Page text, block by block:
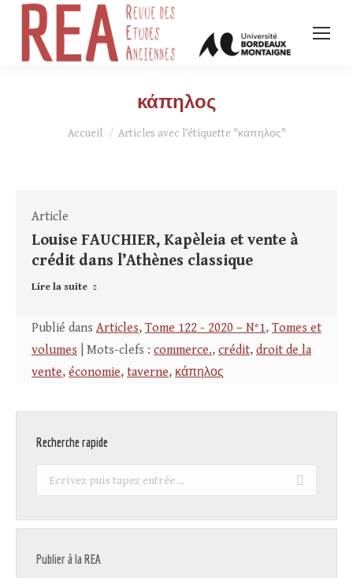
κάπηλος
Vous êtes ici :
Accueil Articles avec l’étiquette "κάπηλος"
Article
Louise FAUCHIER, Kapèleia et vente à
crédit dans l’Athènes classique
Lire la suite
Publié dans Articles, Tome 122 - 2020 – N°1, Tomes et
volumes | Mots-clefs : commerce., crédit, droit de la
vente, économie, taverne, κάπηλος
Recherche rapide
Recherche
Publier à la REA